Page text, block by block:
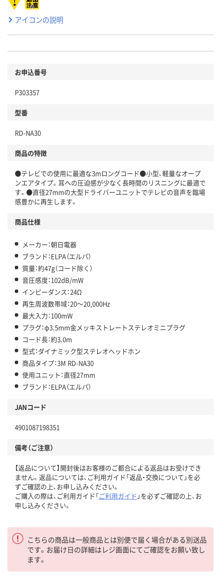
アイコンの説明
お申込番号
P303357
型番
RD-NA30
商品の特徴
●テレビでの使用に最適な3mロングコード●小型、軽量なオープ
ンエアタイプ。耳への圧迫感が少なく長時間のリスニングに最適で
す。●直径27mmの大型ドライバーユニットでテレビの音声を臨場
感豊かに再生します。
商品仕様
メーカー：朝日電器
ブランド：ELPA（エルパ）
質量：約47g（コード除く）
音圧感度：102dB/mW
インピーダンス：24Ω
再生周波数帯域：20～20,000Hz
最大入力：100mW
プラグ：φ3.5mm金メッキストレートステレオミニプラグ
コード長：約3.0m
型式：ダイナミック型ステレオヘッドホン
商品タイプ：3M RD-NA30
使用ユニット：直径27mm
ブランド：ELPA（エルパ）
JANコード
4901087198351
備考（ご注意）
【返品について】開封後はお客様のご都合による返品はお受けでき
ません。返品については、ご利用ガイド「返品・交換について」を必
ずご確認の上、お申し込みください。
ご購入の際は、ご利用ガイド「ご利用ガイド 」を必ずご確認の上、お
申し込みください。
こちらの商品は一般商品とは別便で届く場合がある別送品
です。お届け日の詳細はレジ画面にてご確認をお願い致し
ます。